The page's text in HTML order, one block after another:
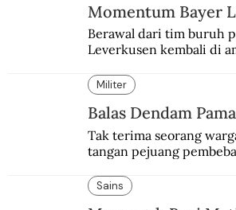
Momentum Bayer
Berawal dari tim buruh
Leverkusen kembali di
“Neverkusen”.
Militer
Balas Dendam
Tak terima seorang
tangan pejuang
pembalasan.
Sains